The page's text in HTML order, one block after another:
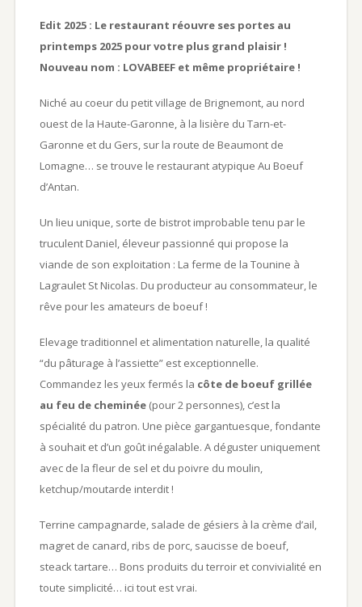
Edit 2025 : Le restaurant réouvre ses portes au
printemps 2025 pour votre plus grand plaisir !
Nouveau nom : LOVABEEF et même propriétaire !
Niché au coeur du petit village de Brignemont, au nord
ouest de la Haute-Garonne, à la lisière du Tarn-et-
Garonne et du Gers, sur la route de Beaumont de
Lomagne… se trouve le restaurant atypique Au Boeuf
d’Antan.
Un lieu unique, sorte de bistrot improbable tenu par le
truculent Daniel, éleveur passionné qui propose la
viande de son exploitation : La ferme de la Tounine à
Lagraulet St Nicolas. Du producteur au consommateur, le
rêve pour les amateurs de boeuf !
Elevage traditionnel et alimentation naturelle, la qualité
“du pâturage à l’assiette” est exceptionnelle.
Commandez les yeux fermés la côte de boeuf grillée
au feu de cheminée (pour 2 personnes), c’est la
spécialité du patron. Une pièce gargantuesque, fondante
à souhait et d’un goût inégalable. A déguster uniquement
avec de la fleur de sel et du poivre du moulin,
ketchup/moutarde interdit !
Terrine campagnarde, salade de gésiers à la crème d’ail,
magret de canard, ribs de porc, saucisse de boeuf,
steack tartare… Bons produits du terroir et convivialité en
toute simplicité… ici tout est vrai.